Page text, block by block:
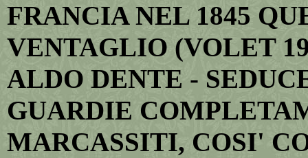
FRANCIA NEL 1845
VENTAGLIO (VOLET
ALDO DENTE -
GUARDIE
MARCASSITI, COSI'